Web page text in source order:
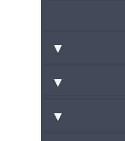
▾
▾
▾